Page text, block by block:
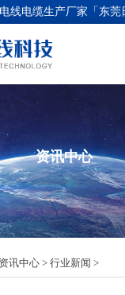
线电缆生产厂家「东莞
资讯中心
资讯中心 > 行业新闻 >